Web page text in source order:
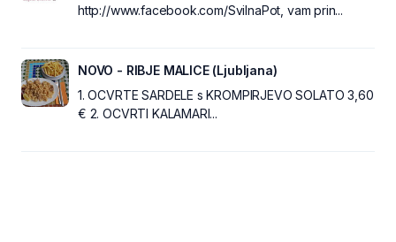
http://www.facebook.com/SvilnaPot, vam prin...
NOVO - RIBJE MALICE (Ljubljana)
1. OCVRTE SARDELE s KROMPIRJEVO SOLATO 3,60
€ 2. OCVRTI KALAMARI...